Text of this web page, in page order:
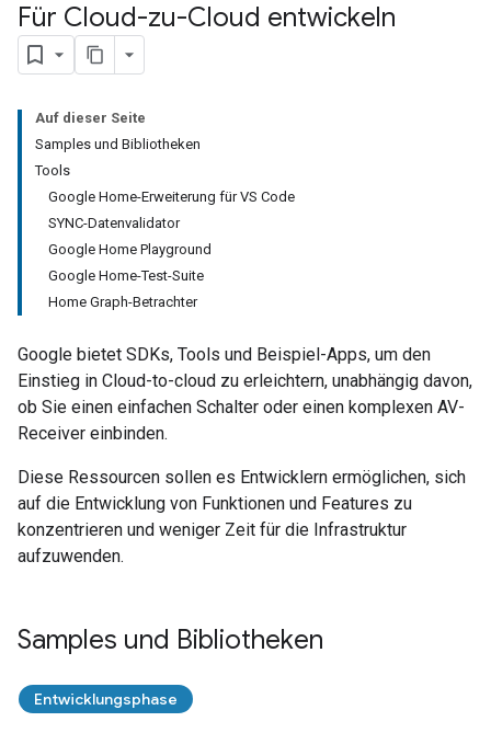
Für Cloud-zu-Cloud entwickeln
Auf dieser Seite
Samples und Bibliotheken
Tools
Google Home-Erweiterung für VS Code
SYNC-Datenvalidator
Google Home Playground
Google Home-Test-Suite
Home Graph-Betrachter
Google bietet SDKs, Tools und Beispiel-Apps, um den
Einstieg in Cloud-to-cloud zu erleichtern, unabhängig davon,
ob Sie einen einfachen Schalter oder einen komplexen AV-
Receiver einbinden.
Diese Ressourcen sollen es Entwicklern ermöglichen, sich
auf die Entwicklung von Funktionen und Features zu
konzentrieren und weniger Zeit für die Infrastruktur
aufzuwenden.
Samples und Bibliotheken
Entwicklungsphase